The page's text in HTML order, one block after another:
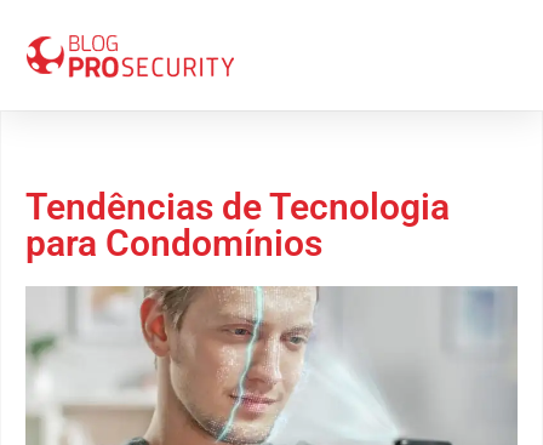
Tendências de Tecnologia
para Condomínios